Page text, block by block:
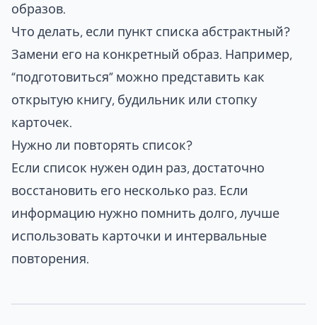
образов.
Что делать, если пункт списка абстрактный?
Замени его на конкретный образ. Например,
“подготовиться” можно представить как
открытую книгу, будильник или стопку
карточек.
Нужно ли повторять список?
Если список нужен один раз, достаточно
восстановить его несколько раз. Если
информацию нужно помнить долго, лучше
использовать карточки и интервальные
повторения.